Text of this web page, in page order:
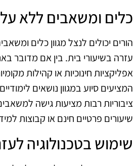
כלים ומשאבים ללא
הורים יכולים לנצל מגוון כלים
עזרה בשיעורי בית. בין אם מדובר
אפליקציות חינוכיות או קהילות
המציעים סיוע במגוון נושאים
ציבוריות רבות מציעות גישה
שיעורים פרטיים חינם או קבוצות
שימוש בטכנולוגיה